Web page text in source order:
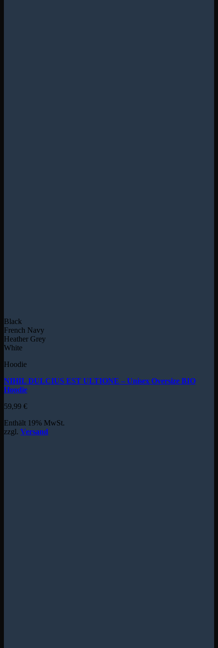
Black
French Navy
Heather Grey
White
Hoodie
NIHIL DULCIUS EST ULTIONE – Unisex Oversize BIO
Hoodie
59,99 €
Enthält 19% MwSt.
zzgl. Versand